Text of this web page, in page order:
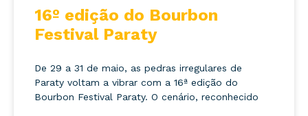
16º edição do Bourbon
Festival Paraty
De 29 a 31 de maio, as pedras irregulares de
Paraty voltam a vibrar com a 16ª edição do
Bourbon Festival Paraty. O cenário, reconhecido